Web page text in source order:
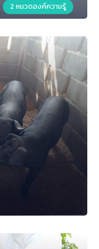
2 หมวดองค์ความรู้